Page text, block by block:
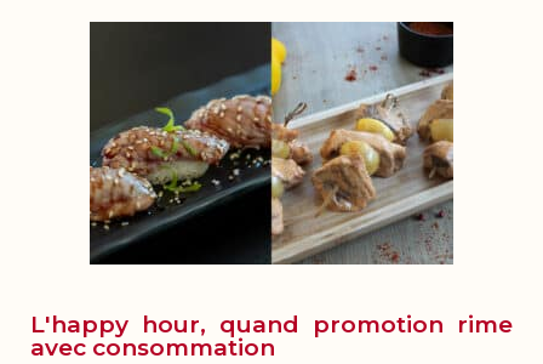
L'happy hour, quand promotion rime
avec consommation